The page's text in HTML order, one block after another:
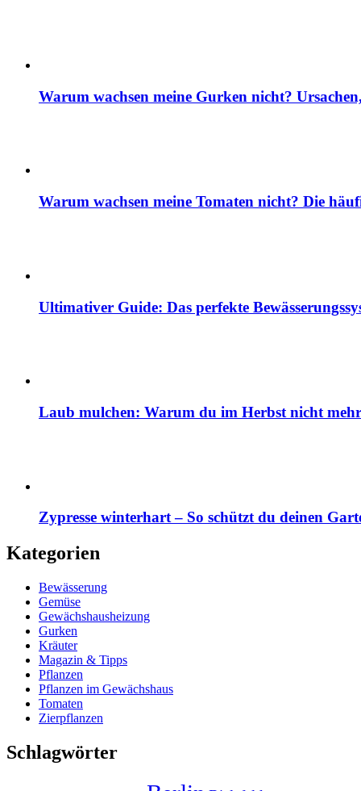
Warum wachsen meine Gurken nicht?
Warum wachsen meine Tomaten nicht? Die
Ultimativer Guide: Das perfekte
Laub mulchen: Warum du im Herbst nicht mehr
Zypresse winterhart – So schützt du deinen
Kategorien
Bewässerung
Gemüse
Gewächshausheizung
Gurken
Kräuter
Magazin & Tipps
Pflanzen
Pflanzen im Gewächshaus
Tomaten
Zierpflanzen
Schlagwörter